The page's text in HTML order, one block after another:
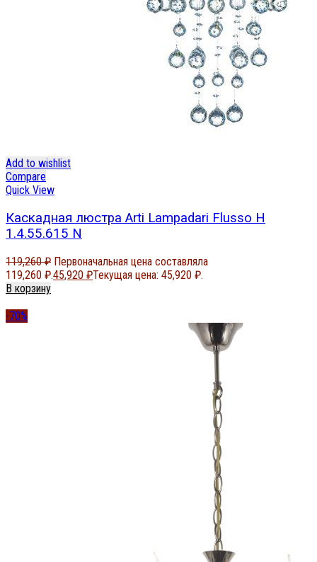
Add to wishlist
Compare
Quick View
Каскадная люстра Arti Lampadari Flusso H
1.4.55.615 N
119,260₽ Первоначальная цена составляла
119,260 ₽.45,920 ₽Текущая цена: 45,920 ₽.
В корзину
-70%